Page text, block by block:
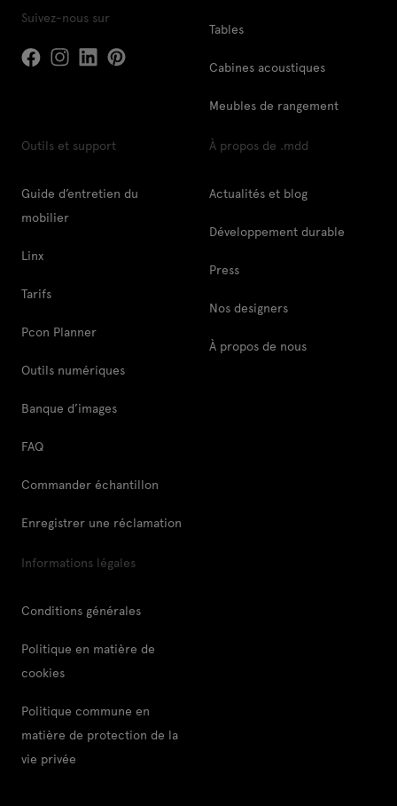
Suivez-nous sur
Tables
Cabines acoustiques
Meubles de rangement
Outils et support
Guide d’entretien du
mobilier
Linx
Tarifs
Pcon Planner
Outils numériques
Banque d’images
FAQ
Commander échantillon
Enregistrer une réclamation
À propos de .mdd
Actualités et blog
Développement durable
Press
Nos designers
À propos de nous
Informations légales
Conditions générales
Politique en matière de
cookies
Politique commune en
matière de protection de la
vie privée